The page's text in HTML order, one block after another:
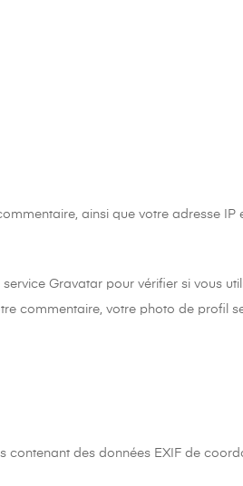
ainsi que votre adresse IP
Gravatar pour vérifier si vous
commentaire, votre photo de profil
contenant des données EXIF de